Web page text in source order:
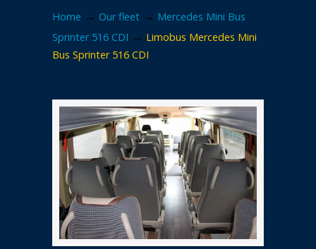
Home → Our fleet → Mercedes Mini Bus
Sprinter 516 CDI → Limobus Mercedes Mini
Bus Sprinter 516 CDI